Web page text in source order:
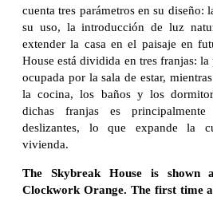
cuenta tres parámetros en su
su uso, la introducción de luz
extender la casa en el paisaje en
House está dividida en tres franjas:
ocupada por la sala de estar,
la cocina, los baños y los
dichas franjas es
deslizantes, lo que expande la
vivienda.
The Skybreak House is
Clockwork Orange. The first time